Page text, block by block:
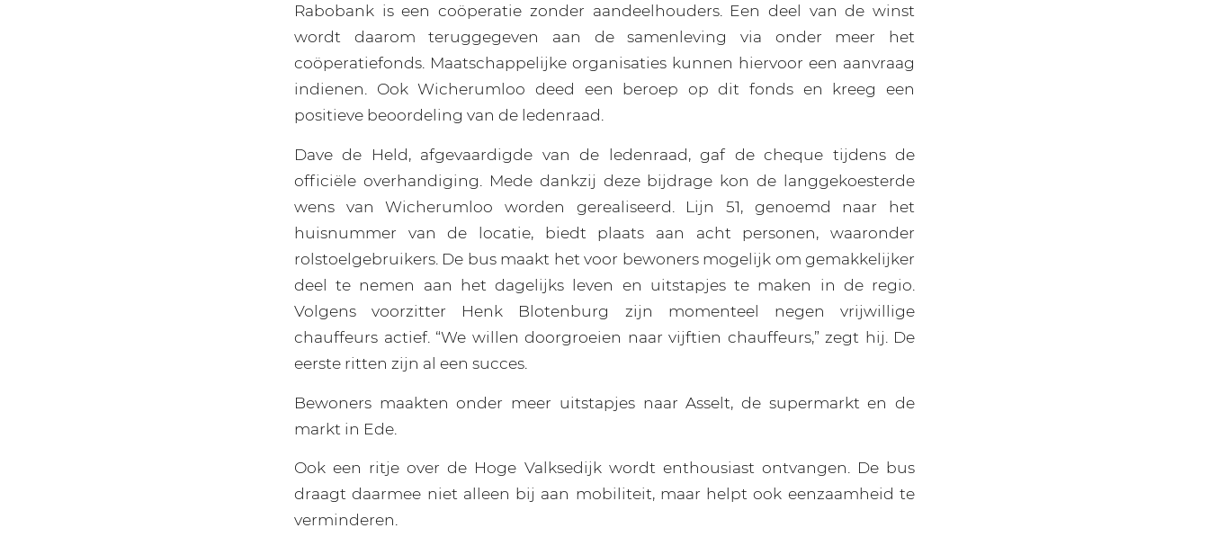
Rabobank is een coöperatie zonder aandeelhouders. Een deel van de winst
wordt daarom teruggegeven aan de samenleving via onder meer het
coöperatiefonds. Maatschappelijke organisaties kunnen hiervoor een aanvraag
indienen. Ook Wicherumloo deed een beroep op dit fonds en kreeg een
positieve beoordeling van de ledenraad.
Dave de Held, afgevaardigde van de ledenraad, gaf de cheque tijdens de
officiële overhandiging. Mede dankzij deze bijdrage kon de langgekoesterde
wens van Wicherumloo worden gerealiseerd. Lijn 51, genoemd naar het
huisnummer van de locatie, biedt plaats aan acht personen, waaronder
rolstoelgebruikers. De bus maakt het voor bewoners mogelijk om gemakkelijker
deel te nemen aan het dagelijks leven en uitstapjes te maken in de regio.
Volgens voorzitter Henk Blotenburg zijn momenteel negen vrijwillige
chauffeurs actief. “We willen doorgroeien naar vijftien chauffeurs,” zegt hij. De
eerste ritten zijn al een succes.
Bewoners maakten onder meer uitstapjes naar Asselt, de supermarkt en de
markt in Ede.
Ook een ritje over de Hoge Valksedijk wordt enthousiast ontvangen. De bus
draagt daarmee niet alleen bij aan mobiliteit, maar helpt ook eenzaamheid te
verminderen.